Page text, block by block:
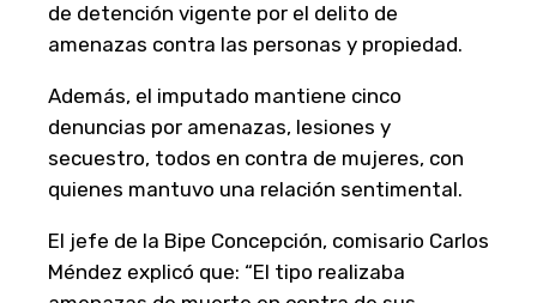
de detención vigente por el delito de
amenazas contra las personas y propiedad.
Además, el imputado mantiene cinco
denuncias por amenazas, lesiones y
secuestro, todos en contra de mujeres, con
quienes mantuvo una relación sentimental.
El jefe de la Bipe Concepción, comisario Carlos
Méndez explicó que: “El tipo realizaba